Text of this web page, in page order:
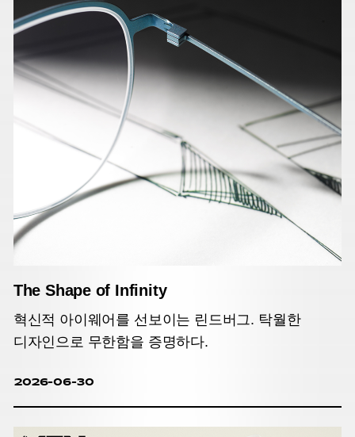
The Shape of Infinity
혁신적 아이웨어를 선보이는 린드버그. 탁월한
디자인으로 무한함을 증명하다.
2026-06-30